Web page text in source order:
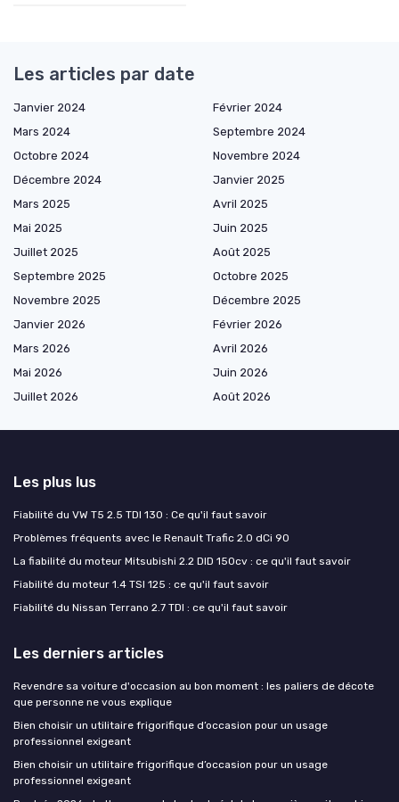
Les articles par date
Janvier 2024
Février 2024
Mars 2024
Septembre 2024
Octobre 2024
Novembre 2024
Décembre 2024
Janvier 2025
Mars 2025
Avril 2025
Mai 2025
Juin 2025
Juillet 2025
Août 2025
Septembre 2025
Octobre 2025
Novembre 2025
Décembre 2025
Janvier 2026
Février 2026
Mars 2026
Avril 2026
Mai 2026
Juin 2026
Juillet 2026
Août 2026
Les plus lus
Fiabilité du VW T5 2.5 TDI 130 : Ce qu'il faut savoir
Problèmes fréquents avec le Renault Trafic 2.0 dCi 90
La fiabilité du moteur Mitsubishi 2.2 DID 150cv : ce qu'il faut savoir
Fiabilité du moteur 1.4 TSI 125 : ce qu'il faut savoir
Fiabilité du Nissan Terrano 2.7 TDI : ce qu'il faut savoir
Les derniers articles
Revendre sa voiture d'occasion au bon moment : les paliers de décote
que personne ne vous explique
Bien choisir un utilitaire frigorifique d’occasion pour un usage
professionnel exigeant
Bien choisir un utilitaire frigorifique d’occasion pour un usage
professionnel exigeant